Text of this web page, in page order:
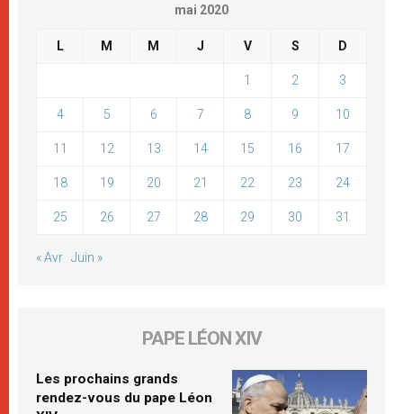
mai 2020
L M M J V S D
1 2 3
4 5 6 7 8 9 10
11 12 13 14 15 16 17
18 19 20 21 22 23 24
25 26 27 28 29 30 31
« Avr Juin »
PAPE LÉON XIV
Les prochains grands
rendez-vous du pape Léon